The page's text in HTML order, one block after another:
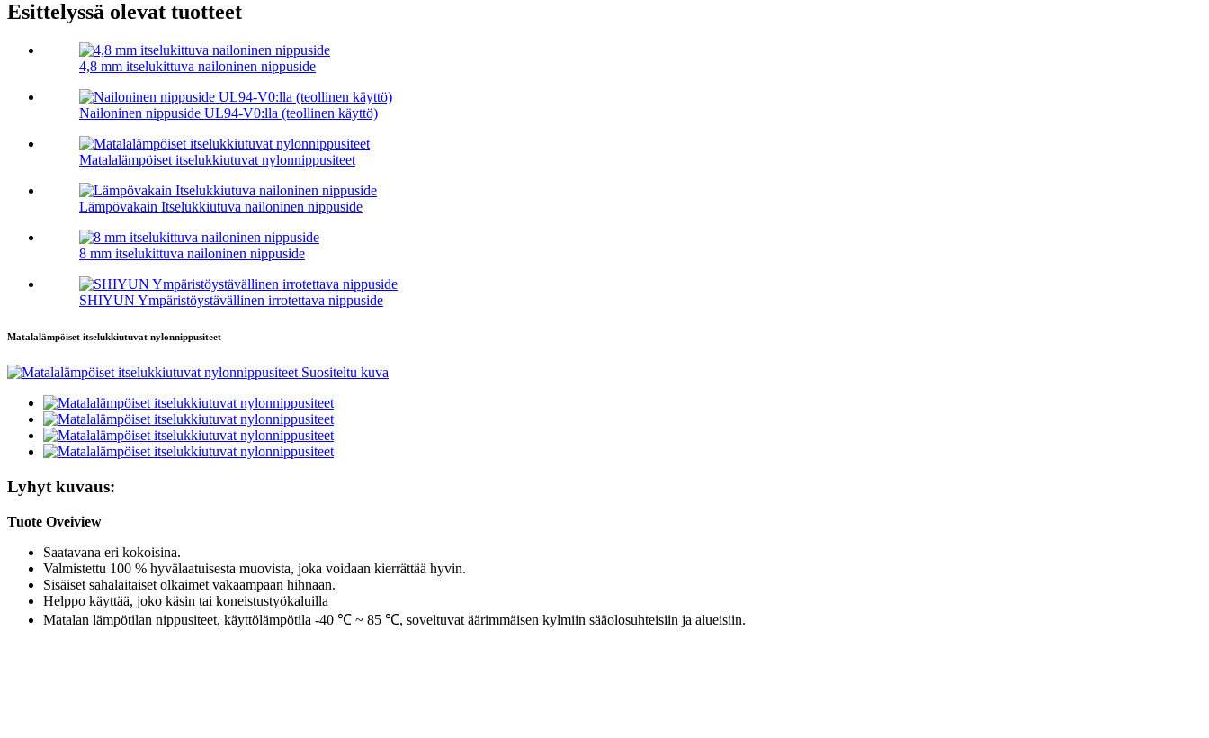
Esittelyssä olevat tuotteet
4,8 mm itselukittuva nailoninen nippuside
Nailoninen nippuside UL94-V0:lla (teollinen käyttö)
Matalalämpöiset itselukkiutuvat nylonnippusiteet
Lämpövakain Itselukkiutuva nailoninen nippuside
8 mm itselukittuva nailoninen nippuside
SHIYUN Ympäristöystävällinen irrotettava nippuside
Matalalämpöiset itselukkiutuvat nylonnippusiteet
Lyhyt kuvaus:
Tuote Oveiview
Saatavana eri kokoisina.
Valmistettu 100 % hyvälaatuisesta muovista, joka voidaan kierrättää hyvin.
Sisäiset sahalaitaiset olkaimet vakaampaan hihnaan.
Helppo käyttää, joko käsin tai koneistustyökaluilla
Matalan lämpötilan nippusiteet, käyttölämpötila -40 ℃ ~ 85 ℃, soveltuvat äärimmäisen kylmiin sääolosuhteisiin ja alueisiin.